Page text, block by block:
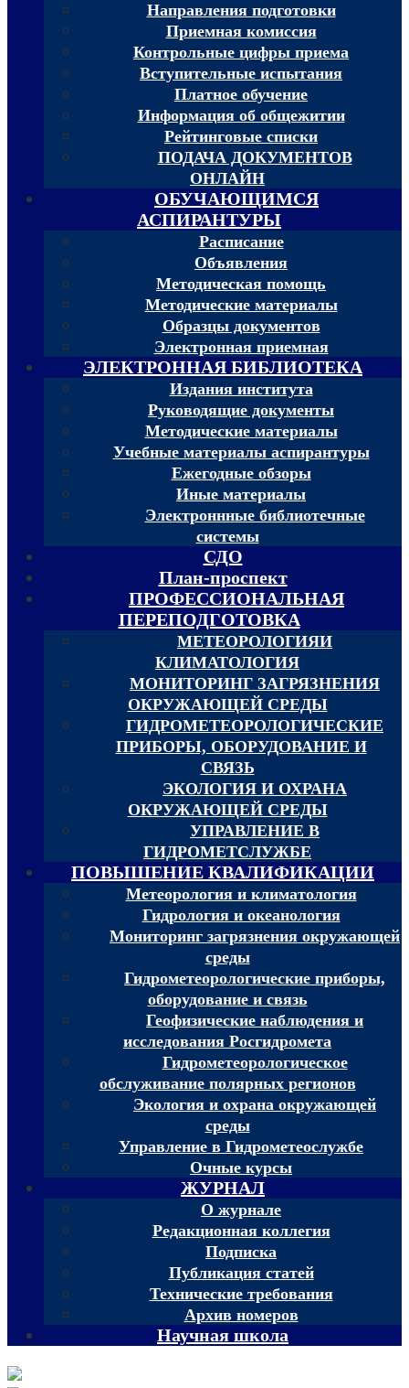
Направления подготовки
Приемная комиссия
Контрольные цифры приема
Вступительные испытания
Платное обучение
Информация об общежитии
Рейтинговые списки
ПОДАЧА ДОКУМЕНТОВ
ОНЛАЙН
ОБУЧАЮЩИМСЯ
АСПИРАНТУРЫ
Расписание
Объявления
Методическая помощь
Методические материалы
Образцы документов
Электронная приемная
ЭЛЕКТРОННАЯ БИБЛИОТЕКА
Издания института
Руководящие документы
Методические материалы
Учебные материалы аспирантуры
Ежегодные обзоры
Иные материалы
Электроннные библиотечные
системы
СДО
План-проспект
ПРОФЕССИОНАЛЬНАЯ
ПЕРЕПОДГОТОВКА
МЕТЕОРОЛОГИЯИ
КЛИМАТОЛОГИЯ
МОНИТОРИНГ ЗАГРЯЗНЕНИЯ
ОКРУЖАЮЩЕЙ СРЕДЫ
ГИДРОМЕТЕОРОЛОГИЧЕСКИЕ
ПРИБОРЫ, ОБОРУДОВАНИЕ И
СВЯЗЬ
ЭКОЛОГИЯ И ОХРАНА
ОКРУЖАЮЩЕЙ СРЕДЫ
УПРАВЛЕНИЕ В
ГИДРОМЕТСЛУЖБЕ
ПОВЫШЕНИЕ КВАЛИФИКАЦИИ
Метеорология и климатология
Гидрология и океанология
Мониторинг загрязнения окружающей
среды
Гидрометеорологические приборы,
оборудование и связь
Геофизические наблюдения и
исследования Росгидромета
Гидрометеорологическое
обслуживание полярных регионов
Экология и охрана окружающей
среды
Управление в Гидрометеослужбе
Очные курсы
ЖУРНАЛ
О журнале
Редакционная коллегия
Подписка
Публикация статей
Технические требования
Архив номеров
Научная школа